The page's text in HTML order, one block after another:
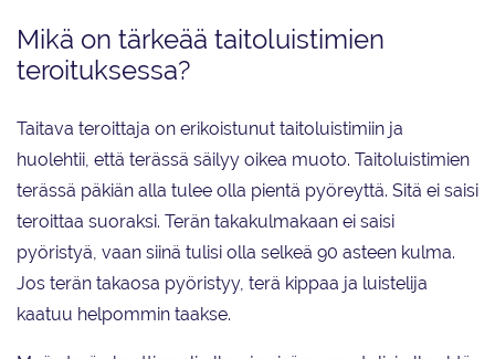
Mikä on tärkeää taitoluistimien
teroituksessa?
Taitava teroittaja on erikoistunut taitoluistimiin ja
huolehtii, että terässä säilyy oikea muoto. Taitoluistimien
terässä päkiän alla tulee olla pientä pyöreyttä. Sitä ei saisi
teroittaa suoraksi. Terän takakulmakaan ei saisi
pyöristyä, vaan siinä tulisi olla selkeä 90 asteen kulma.
Jos terän takaosa pyöristyy, terä kippaa ja luistelija
kaatuu helpommin taakse.